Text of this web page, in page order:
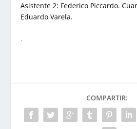
Asistente 2: Federico Piccardo.
Eduardo Varela.
.
COMPARTIR: